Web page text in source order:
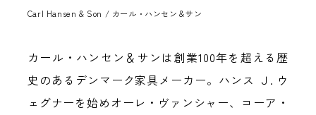
Carl Hansen & Son / カール・ハンセン＆サン
カール・ハンセン＆サンは創業100年を超える歴
史のあるデンマーク家具メーカー。ハンス Ｊ. ウ
ェグナーを始めオーレ・ヴァンシャー、コーア・